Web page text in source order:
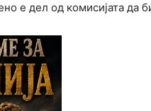
е дел од комисијата да